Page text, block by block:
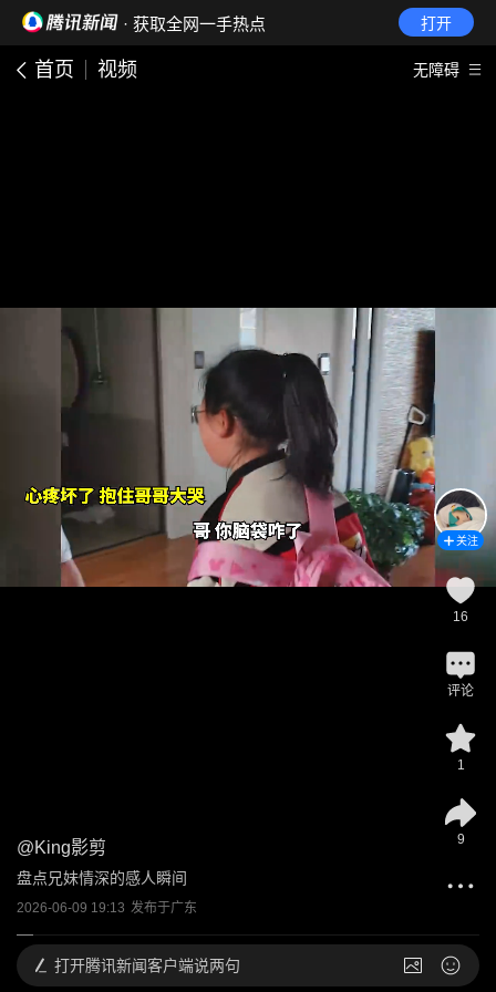
· 获取全网一手热点 打开
首页 视频 无障碍
@King影剪
盘点兄妹情深的感人瞬间
2026-06-09 19:13 发布于广东
关注
16
评论
1
9
打开腾讯新闻客户端说两句